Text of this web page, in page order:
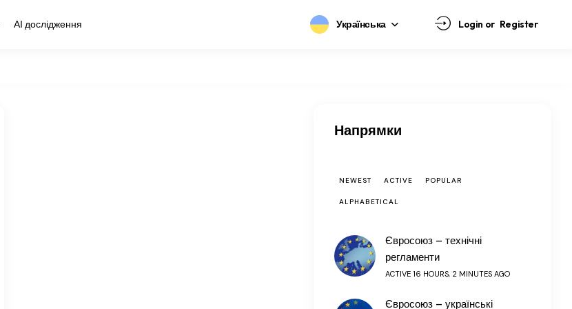
АІ дослідження Українська Login or Register
Напрямки
NEWEST ACTIVE POPULAR
ALPHABETICAL
Євросоюз – технічні
регламенти
ACTIVE 16 HOURS, 2 MINUTES AGO
Євросоюз – українські